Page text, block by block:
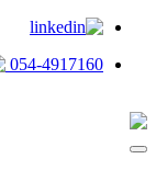
054-4917160